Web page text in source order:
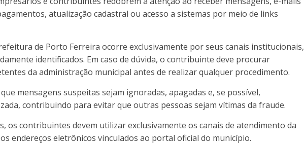
atualização cadastral ou acesso a sistemas por meio de links
de Porto Ferreira ocorre exclusivamente por seus canais institucionais,
identificados. Em caso de dúvida, o contribuinte deve procurar
da administração municipal antes de realizar qualquer procedimento.
mensagens suspeitas sejam ignoradas, apagadas e, se possível,
contribuindo para evitar que outras pessoas sejam vítimas da fraude.
os contribuintes devem utilizar exclusivamente os canais de atendimento da
endereços eletrônicos vinculados ao portal oficial do município.